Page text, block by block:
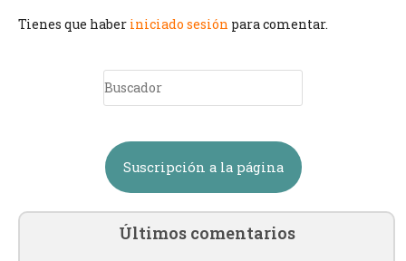
Tienes que haber iniciado sesión para comentar.
Suscripción a la página
Últimos comentarios